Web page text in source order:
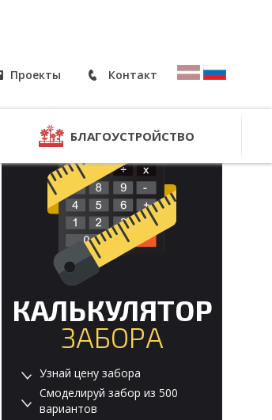
Проекты Контакт
БЛАГОУСТРОЙСТВО
КАЛЬКУЛЯТОР
ЗАБОРА
Узнай цену забора
Смоделируй забор из 500
вариантов